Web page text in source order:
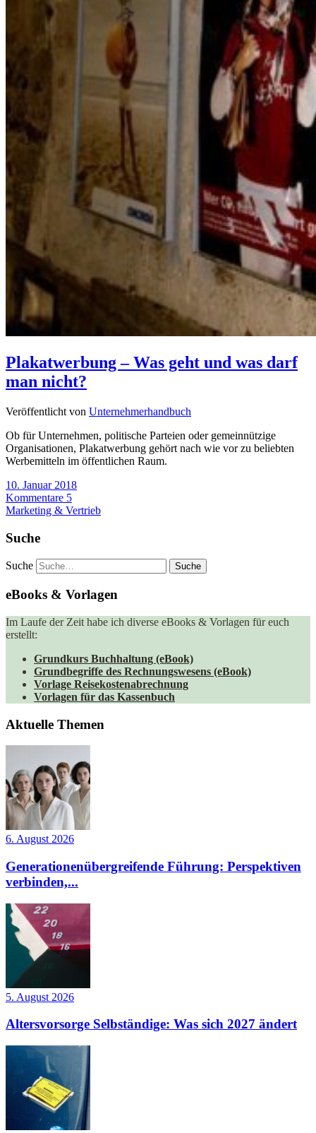
Plakatwerbung – Was geht und was darf
man nicht?
Veröffentlicht von Unternehmerhandbuch
Ob für Unternehmen, politische Parteien oder gemeinnützige
Organisationen, Plakatwerbung gehört nach wie vor zu beliebten
Werbemitteln im öffentlichen Raum.
10. Januar 2018
Kommentare 5
Marketing & Vertrieb
Suche
Suche
eBooks & Vorlagen
Im Laufe der Zeit habe ich diverse eBooks & Vorlagen für euch
erstellt:
Grundkurs Buchhaltung (eBook)
Grundbegriffe des Rechnungswesens (eBook)
Vorlage Reisekostenabrechnung
Vorlagen für das Kassenbuch
Aktuelle Themen
6. August 2026
Generationenübergreifende Führung: Perspektiven
verbinden,...
5. August 2026
Altersvorsorge Selbständige: Was sich 2027 ändert